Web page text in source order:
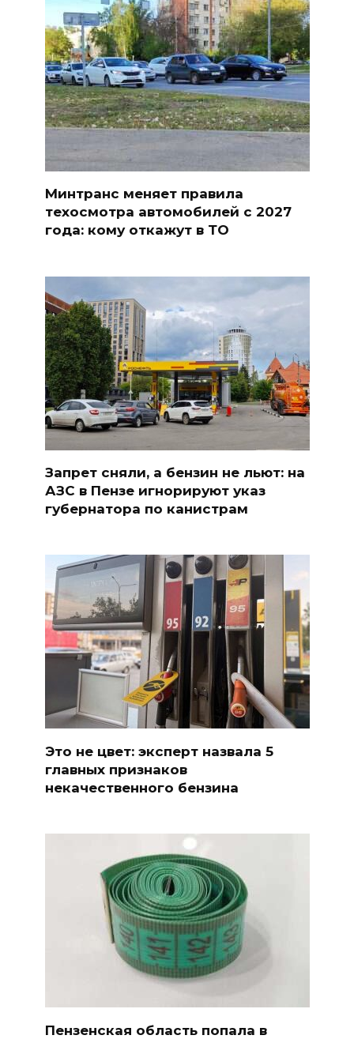
Минтранс меняет правила
техосмотра автомобилей с 2027
года: кому откажут в ТО
Запрет сняли, а бензин не льют: на
АЗС в Пензе игнорируют указ
губернатора по канистрам
Это не цвет: эксперт назвала 5
главных признаков
некачественного бензина
Пензенская область попала в